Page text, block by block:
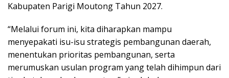
Kabupaten Parigi Moutong Tahun 2027.
“Melalui forum ini, kita diharapkan mampu
menyepakati isu-isu strategis pembangunan daerah,
menentukan prioritas pembangunan, serta
merumuskan usulan program yang telah dihimpun dari